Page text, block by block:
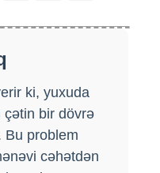
ki, yuxuda
çətin bir dövrə
Bu problem
cəhətdən